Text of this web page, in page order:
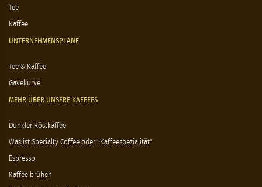
Tee
Kaffee
UNTERNEHMENSPLÄNE
Tee & Kaffee
Gavekurve
MEHR ÜBER UNSERE KAFFEES
Dunkler Röstkaffee
Was ist Specialty Coffee oder "Kaffeespezialität"
Espresso
Kaffee brühen